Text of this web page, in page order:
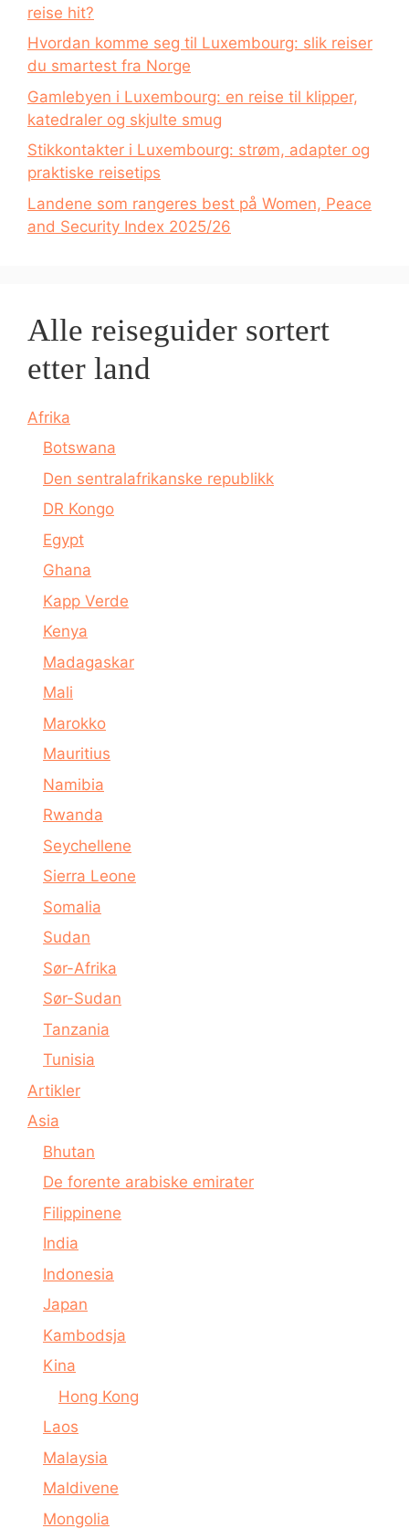
reise hit?
Hvordan komme seg til Luxembourg: slik reiser
du smartest fra Norge
Gamlebyen i Luxembourg: en reise til klipper,
katedraler og skjulte smug
Stikkontakter i Luxembourg: strøm, adapter og
praktiske reisetips
Landene som rangeres best på Women, Peace
and Security Index 2025/26
Alle reiseguider sortert
etter land
Afrika
Botswana
Den sentralafrikanske republikk
DR Kongo
Egypt
Ghana
Kapp Verde
Kenya
Madagaskar
Mali
Marokko
Mauritius
Namibia
Rwanda
Seychellene
Sierra Leone
Somalia
Sudan
Sør-Afrika
Sør-Sudan
Tanzania
Tunisia
Artikler
Asia
Bhutan
De forente arabiske emirater
Filippinene
India
Indonesia
Japan
Kambodsja
Kina
Hong Kong
Laos
Malaysia
Maldivene
Mongolia